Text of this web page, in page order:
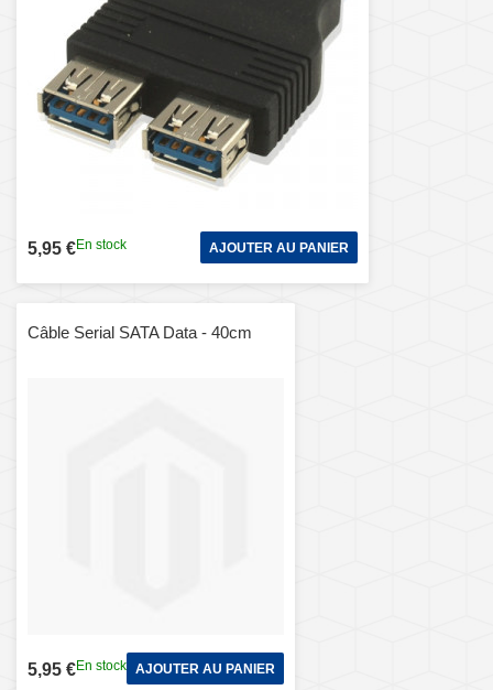
5,95 €En stock AJOUTER AU PANIER
Câble Serial SATA Data - 40cm
5,95 €En stock AJOUTER AU PANIER